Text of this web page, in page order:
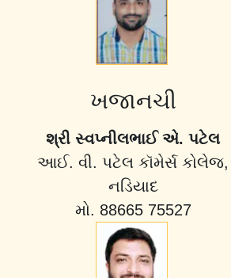
ખજાનચી
શ્રી સ્વપ્નીલભાઈ એ. પટેલ
આઈ. વી. પટેલ કૉમેર્સ કોલેજ,
નડિયાદ
મો. 88665 75527